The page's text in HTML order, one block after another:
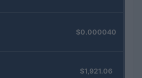
$0.000040
$1,921.06